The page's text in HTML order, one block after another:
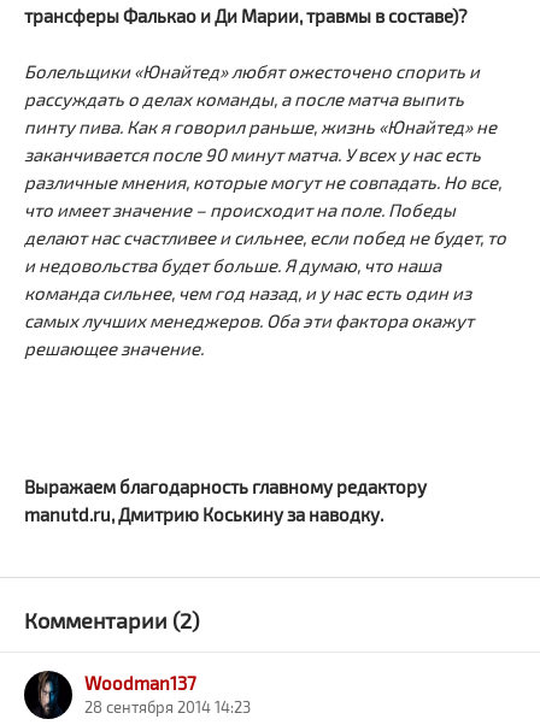
трансферы Фалькао и Ди Марии, травмы в составе)?
Болельщики «Юнайтед» любят ожесточено спорить и
рассуждать о делах команды, а после матча выпить
пинту пива. Как я говорил раньше, жизнь «Юнайтед» не
заканчивается после 90 минут матча. У всех у нас есть
различные мнения, которые могут не совпадать. Но все,
что имеет значение – происходит на поле. Победы
делают нас счастливее и сильнее, если побед не будет, то
и недовольства будет больше. Я думаю, что наша
команда сильнее, чем год назад, и у нас есть один из
самых лучших менеджеров. Оба эти фактора окажут
решающее значение.
Выражаем благодарность главному редактору
manutd.ru, Дмитрию Коськину за наводку.
Комментарии (2)
Woodman137
28 сентября 2014 14:23